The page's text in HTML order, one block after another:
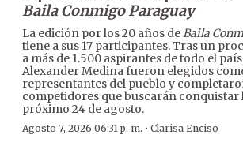
Baila Conmigo Paraguay
La edición por los 20 años deBaila
tiene a sus 17 participantes. Tras un
a más de 1.500 aspirantes de todo el
Alexander Medina fueron elegidos
representantes del pueblo y
competidores que buscarán conquistar
próximo 24 de agosto.
Agosto 7, 2026 06:31 p. m. · Clarisa Enciso